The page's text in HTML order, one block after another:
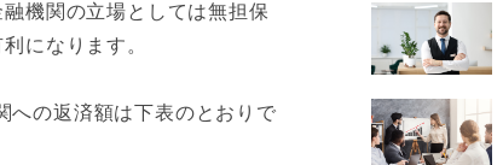
機関の立場としては無担保
になります。
への返済額は下表のとおりで